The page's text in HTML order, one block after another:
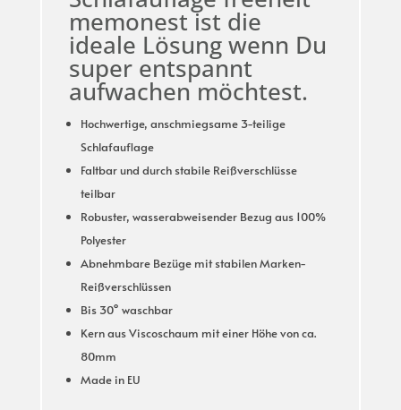
memonest ist die
ideale Lösung wenn Du
super entspannt
aufwachen möchtest.
Hochwertige, anschmiegsame 3-teilige
Schlafauflage
Faltbar und durch stabile Reißverschlüsse
teilbar
Robuster, wasserabweisender Bezug aus 100%
Polyester
Abnehmbare Bezüge mit stabilen Marken-
Reißverschlüssen
Bis 30° waschbar
Kern aus Viscoschaum mit einer Höhe von ca.
80mm
Made in EU